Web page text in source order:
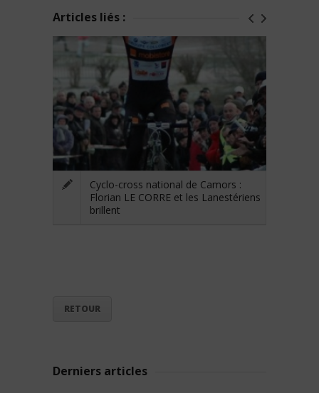
Articles liés :
Cyclo-cross national de Camors :
Florian LE CORRE et les Lanestériens
brillent
RETOUR
Derniers articles